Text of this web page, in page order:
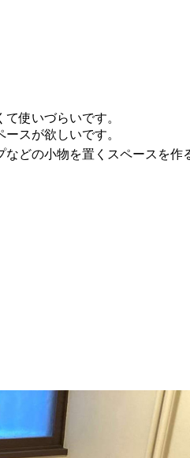
使いづらいです。
スが欲しいです。
どの小物を置くスペースを作